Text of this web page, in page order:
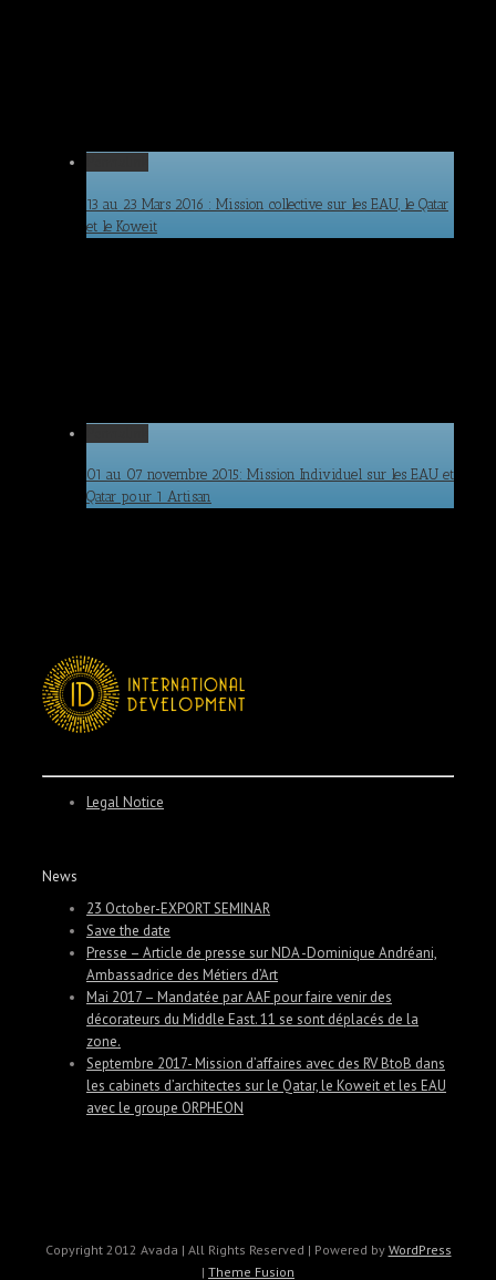
13 au 23 Mars 2016 : Mission collective sur les EAU, le Qatar
et le Koweit
01 au 07 novembre 2015: Mission Individuel sur les EAU et
Qatar pour 1 Artisan
Legal Notice
News
23 October-EXPORT SEMINAR
Save the date
Presse – Article de presse sur NDA -Dominique Andréani,
Ambassadrice des Métiers d’Art
Mai 2017 – Mandatée par AAF pour faire venir des
décorateurs du Middle East. 11 se sont déplacés de la
zone.
Septembre 2017- Mission d’affaires avec des RV BtoB dans
les cabinets d’architectes sur le Qatar, le Koweit et les EAU
avec le groupe ORPHEON
Copyright 2012 Avada | All Rights Reserved | Powered by WordPress
| Theme Fusion